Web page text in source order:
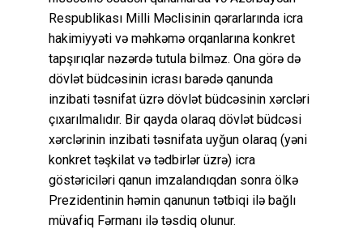
Respublikası Milli Məclisinin qərarlarında icra
hakimiyyəti və məhkəmə orqanlarına konkret
tapşırıqlar nəzərdə tutula bilməz. Ona görə də
dövlət büdcəsinin icrası barədə qanunda
inzibati təsnifat üzrə dövlət büdcəsinin xərcləri
çıxarılmalıdır. Bir qayda olaraq dövlət büdcəsi
xərclərinin inzibati təsnifata uyğun olaraq (yəni
konkret təşkilat və tədbirlər üzrə) icra
göstəriciləri qanun imzalandıqdan sonra ölkə
Prezidentinin həmin qanunun tətbiqi ilə bağlı
müvafiq Fərmanı ilə təsdiq olunur.